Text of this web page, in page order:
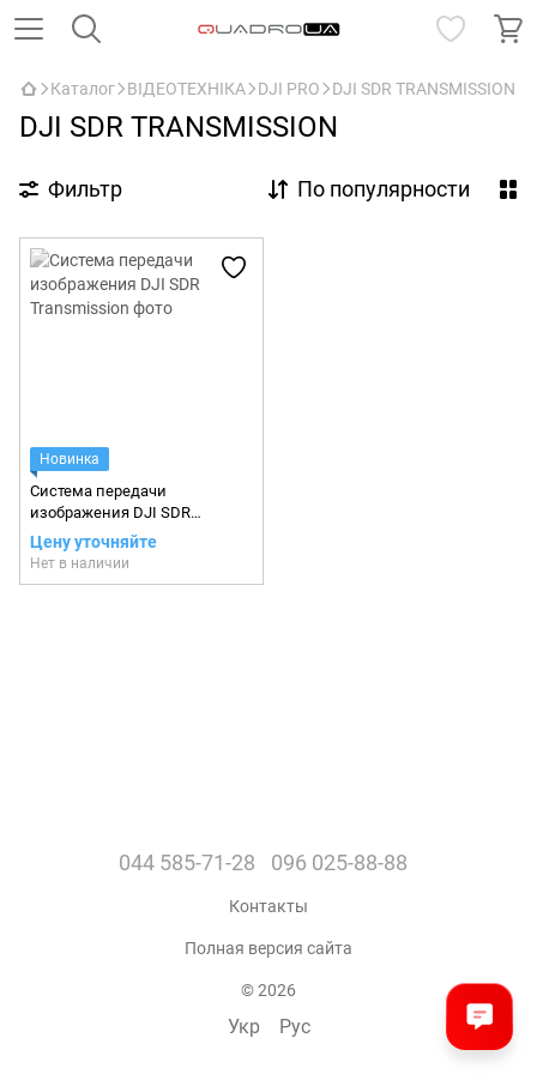
Каталог ВІДЕОТЕХНІКА DJI PRO DJI SDR TRANSMISSION
DJI SDR TRANSMISSION
Фильтр По популярности
Новинка
Система передачи
изображения DJI SDR
Transmission
Цену уточняйте
Нет в наличии
044 585-71-28 096 025-88-88
Контакты
Полная версия сайта
© 2026
Укр Рус